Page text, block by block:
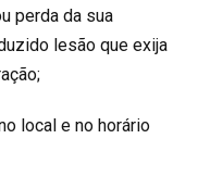
perda da sua
lesão que exija
local e no horário